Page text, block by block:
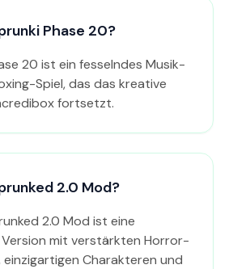
Phase 20?
20 ist ein fesselndes Musik-
Spiel, das das kreative
fortsetzt.
2.0 Mod?
2.0 Mod ist eine
mit verstärkten Horror-
einzigartigen Charakteren und